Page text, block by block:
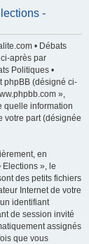
-
• Débats
après par
Politiques •
phpBB (désigné ci-
»,
quelle information
votre part (désignée
en
Elections », le
des petits fichiers
Internet de votre
identifiant
de session invité
assignés
que vous